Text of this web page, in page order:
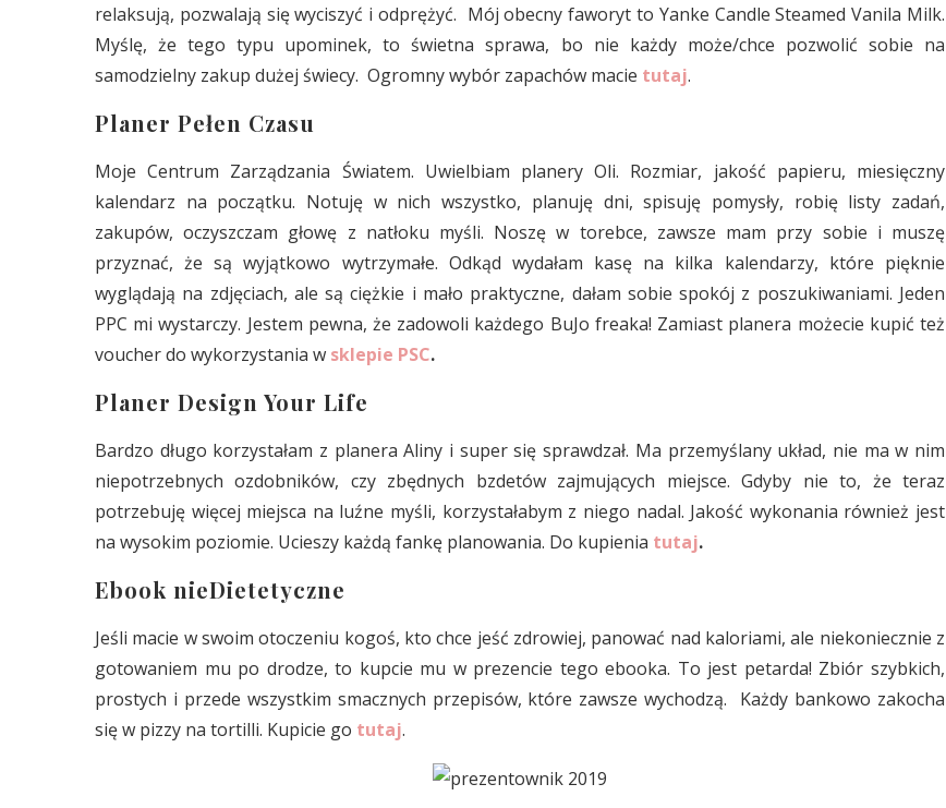
relaksują, pozwalają się wyciszyć i odprężyć. Mój obecny faworyt to Yanke Candle Steamed Vanila Milk.
Myślę, że tego typu upominek, to świetna sprawa, bo nie każdy może/chce pozwolić sobie na
samodzielny zakup dużej świecy. Ogromny wybór zapachów macie tutaj.
Planer Pełen Czasu
Moje Centrum Zarządzania Światem. Uwielbiam planery Oli. Rozmiar, jakość papieru, miesięczny
kalendarz na początku. Notuję w nich wszystko, planuję dni, spisuję pomysły, robię listy zadań,
zakupów, oczyszczam głowę z natłoku myśli. Noszę w torebce, zawsze mam przy sobie i muszę
przyznać, że są wyjątkowo wytrzymałe. Odkąd wydałam kasę na kilka kalendarzy, które pięknie
wyglądają na zdjęciach, ale są ciężkie i mało praktyczne, dałam sobie spokój z poszukiwaniami. Jeden
PPC mi wystarczy. Jestem pewna, że zadowoli każdego BuJo freaka! Zamiast planera możecie kupić też
voucher do wykorzystania w sklepie PSC.
Planer Design Your Life
Bardzo długo korzystałam z planera Aliny i super się sprawdzał. Ma przemyślany układ, nie ma w nim
niepotrzebnych ozdobników, czy zbędnych bzdetów zajmujących miejsce. Gdyby nie to, że teraz
potrzebuję więcej miejsca na luźne myśli, korzystałabym z niego nadal. Jakość wykonania również jest
na wysokim poziomie. Ucieszy każdą fankę planowania. Do kupienia tutaj.
Ebook nieDietetyczne
Jeśli macie w swoim otoczeniu kogoś, kto chce jeść zdrowiej, panować nad kaloriami, ale niekoniecznie z
gotowaniem mu po drodze, to kupcie mu w prezencie tego ebooka. To jest petarda! Zbiór szybkich,
prostych i przede wszystkim smacznych przepisów, które zawsze wychodzą. Każdy bankowo zakocha
się w pizzy na tortilli. Kupicie go tutaj.